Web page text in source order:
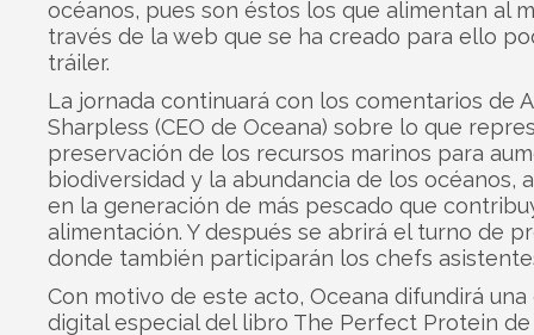
océanos, pues son éstos los que alimentan al
través de la web que se ha creado para ello
tráiler.
La jornada continuará con los comentarios de
Sharpless (CEO de Oceana) sobre lo que
preservación de los recursos marinos para
biodiversidad y la abundancia de los océanos,
en la generación de más pescado que
alimentación. Y después se abrirá el turno de
donde también participarán los chefs
Con motivo de este acto, Oceana difundirá una
digital especial del libro The Perfect Protein de